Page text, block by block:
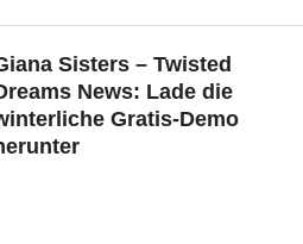
Sisters – Twisted
News: Lade die
Gratis-Demo